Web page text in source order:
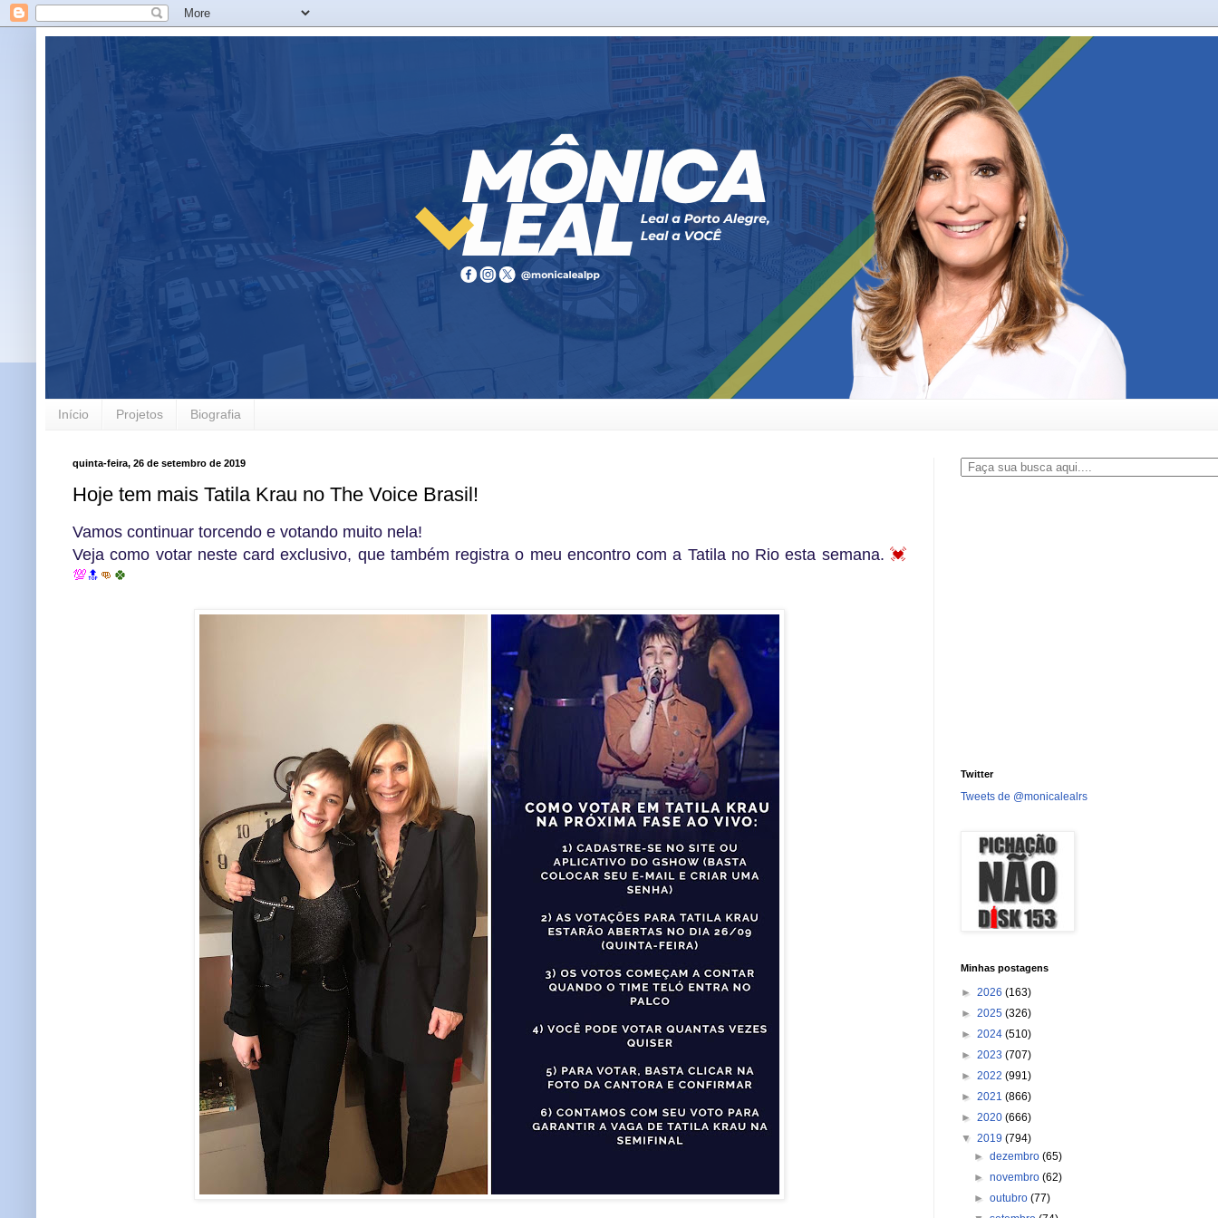
Início Projetos Biografia
quinta-feira, 26 de setembro de 2019
Hoje tem mais Tatila Krau no The Voice Brasil!
Vamos continuar torcendo e votando muito nela!
Veja como votar neste card exclusivo, que também registra o meu encontro com a Tatila no Rio esta semana. 💓
💯🔝 👊 🍀
Twitter
Tweets de @monicalealrs
Minhas postagens
► 2026 (163)
► 2025 (326)
► 2024 (510)
► 2023 (707)
► 2022 (991)
► 2021 (866)
► 2020 (666)
▼ 2019 (794)
►dezembro(65)
►novembro(62)
►outubro(77)